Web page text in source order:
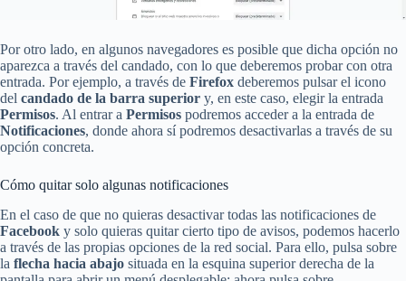
Por otro lado, en algunos navegadores es posible que dicha opción no
aparezca a través del candado, con lo que deberemos probar con otra
entrada. Por ejemplo, a través de Firefox deberemos pulsar el icono
del candado de la barra superior y, en este caso, elegir la entrada
Permisos. Al entrar a Permisos podremos acceder a la entrada de
Notificaciones, donde ahora sí podremos desactivarlas a través de su
opción concreta.
Cómo quitar solo algunas notificaciones
En el caso de que no quieras desactivar todas las notificaciones de
Facebook y solo quieras quitar cierto tipo de avisos, podemos hacerlo
a través de las propias opciones de la red social. Para ello, pulsa sobre
la flecha hacia abajo situada en la esquina superior derecha de la